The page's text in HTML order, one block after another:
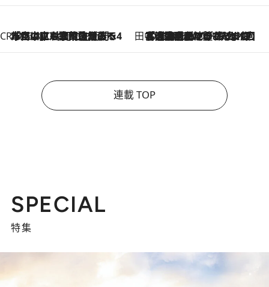
CREA'S CHOICE
2026.8.7
「立川にも歌舞伎があるんだよ」 片岡仁左衛門・市川中車ら豪華座組みで4年目の立川立飛歌舞伎へ 田中稲の勝手に再ブーム
2026.8.7
「湘南乃風に憧れて」観客大盛上がりの“タオル回し”に、ラッパー顔負けの高速歌唱まで…さだまさし（74）のアグレッシブすぎる現在地
連載 TOP
SPECIAL
特集